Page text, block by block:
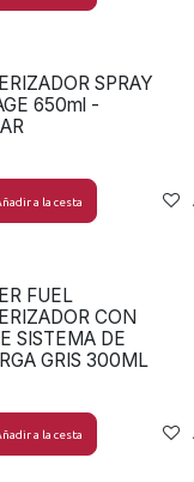
de deseos
SPRAY
650ml -
a la cesta
de deseos
FUEL
CON
SISTEMA DE
GRIS 300ML
a la cesta